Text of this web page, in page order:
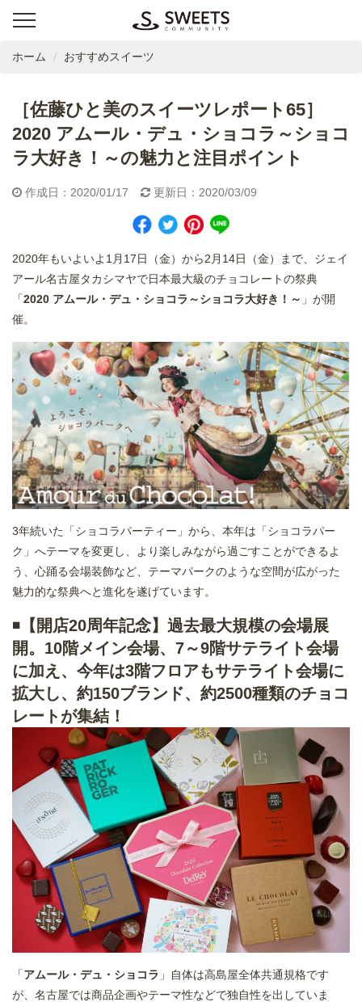
ホーム おすすめスイーツ
［佐藤ひと美のスイーツレポート65］
2020 アムール・デュ・ショコラ～ショコ
ラ大好き！～の魅力と注目ポイント
作成日：2020/01/17 更新日：2020/03/09
2020年もいよいよ1月17日（金）から2月14日（金）まで、ジェイ
アール名古屋タカシマヤで日本最大級のチョコレートの祭典
「2020 アムール・デュ・ショコラ～ショコラ大好き！～ 」が開
催。
3年続いた「ショコラパーティー」から、本年は「ショコラパー
ク」へテーマを変更し、より楽しみながら過ごすことができるよ
う、心踊る会場装飾など、テーマパークのような空間が広がった
魅力的な祭典へと進化を遂げています。
◾️ 【開店20周年記念】過去最大規模の会場展
開。10階メイン会場、7～9階サテライト会場
に加え、今年は3階フロアもサテライト会場に
拡大し、約150ブランド、約2500種類のチョコ
レートが集結！
「アムール・デュ・ショコラ 」自体は高島屋全体共通規格です
が、名古屋では商品企画やテーマ性などで独自性を出していま